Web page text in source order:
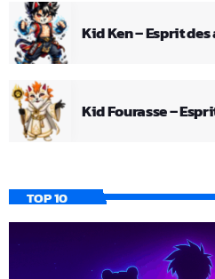
Kid Ken – Esprit
Kid Fourasse –
TOP 10